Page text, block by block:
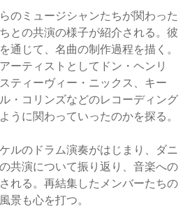
のミュージシャンたちが関わった
との共演の様子が紹介される。彼
通じて、名曲の制作過程を描く。
ーティストとしてドン・ヘンリ
ティーヴィー・ニックス、キー
・コリンズなどのレコーディング
うに関わっていったのかを探る。
ルのドラム演奏がはじまり、ダニ
共演について振り返り、音楽への
れる。再結集したメンバーたちの
景も心を打つ。